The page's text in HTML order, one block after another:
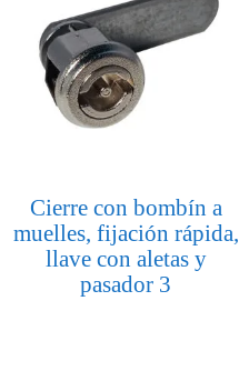
Cierre con bombín a
muelles, fijación rápida,
llave con aletas y
pasador 3